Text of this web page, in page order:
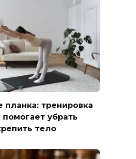
планка: тренировка
убрать
тело